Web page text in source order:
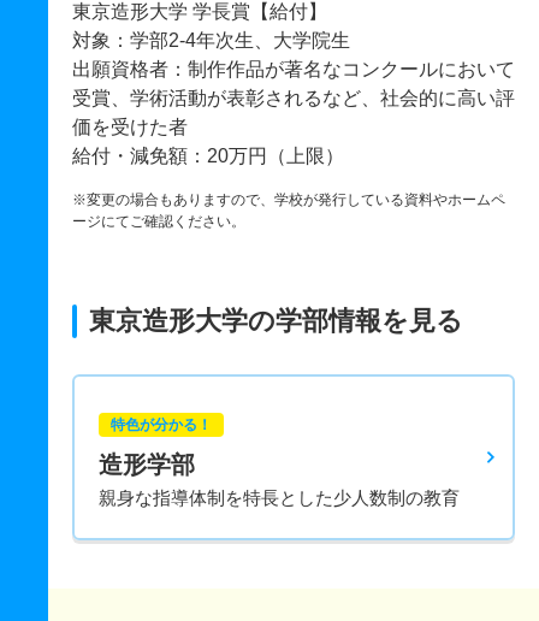
東京造形大学 学長賞【給付】
対象：学部2-4年次生、大学院生
出願資格者：制作作品が著名なコンクールにおいて
受賞、学術活動が表彰されるなど、社会的に高い評
価を受けた者
給付・減免額：20万円（上限）
※変更の場合もありますので、学校が発行している資料やホームペ
ージにてご確認ください。
東京造形大学の学部情報を見る
特色が分かる！
造形学部
親身な指導体制を特長とした少人数制の教育